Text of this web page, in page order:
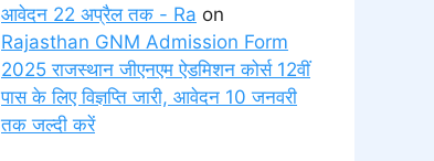
आवेदन 22 अप्रैल तक - Ra on
Rajasthan GNM Admission Form
2025 राजस्थान जीएनएम ऐडमिशन कोर्स 12वीं
पास के लिए विज्ञप्ति जारी, आवेदन 10 जनवरी
तक जल्दी करें